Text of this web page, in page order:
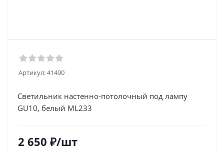
Артикул:41490
Светильник настенно-потолочный под лампу
GU10, белый ML233
2 650 ₽/шт